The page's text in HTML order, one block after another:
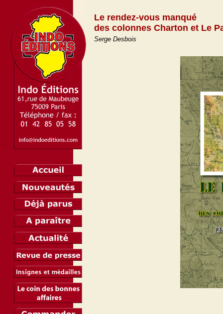
Le rendez-vous manqué
des colonnes Charton et Le
Serge Desbois